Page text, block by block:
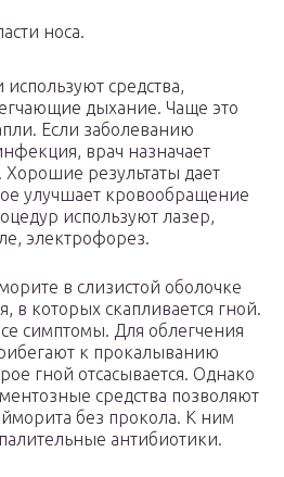
носа.
средства,
дыхание. Чаще это
Если заболеванию
врач назначает
результаты дает
улучшает кровообращение
используют лазер,
электрофорез.
в слизистой оболочке
в которых скапливается гной.
симптомы. Для облегчения
к прокалыванию
гной отсасывается. Однако
средства позволяют
без прокола. К ним
антибиотики.